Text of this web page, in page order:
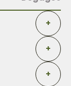
+
+
+